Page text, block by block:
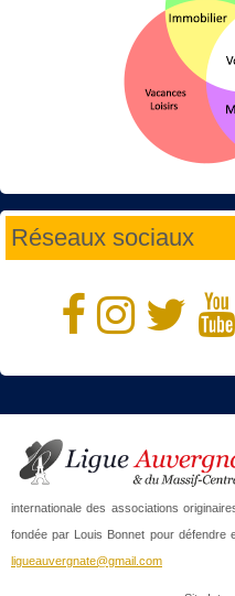
Réseaux sociaux
internationale des associations
fondée par Louis Bonnet pour défendre
ligueauvergnate@gmail.com